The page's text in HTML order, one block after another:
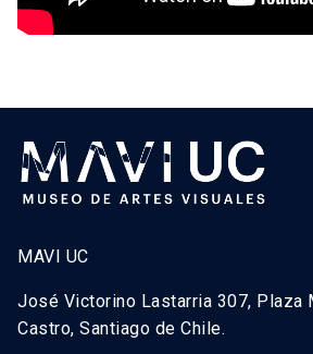
MAVI UC
José Victorino Lastarria 307, Plaza
Castro, Santiago de Chile.